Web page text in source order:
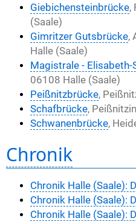
Giebichensteinbrücke,
(Saale)
Gimritzer Gutsbrücke,
Halle (Saale)
Magistrale - Elisabeth-
06108 Halle (Saale)
Peißnitzbrücke,
Schafbrücke,
Schwanenbrücke,
Chronik
Chronik Halle (Saale):
Chronik Halle (Saale):
Chronik Halle (Saale):